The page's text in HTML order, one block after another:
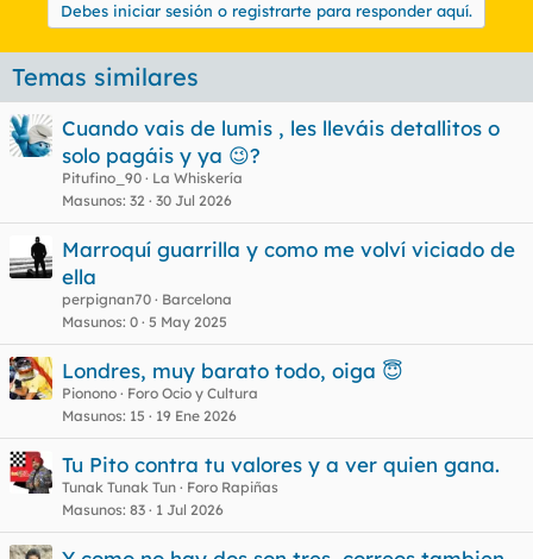
Debes iniciar sesión o registrarte para responder aquí.
Temas similares
Cuando vais de lumis , les lleváis detallitos o
solo pagáis y ya 😉?
Pitufino_90
La Whiskería
Masunos 32 30 Jul 2026
Marroquí guarrilla y como me volví viciado de
ella
perpignan70
Barcelona
Masunos 0 5 May 2025
Londres, muy barato todo, oiga 😇
Pionono
Foro Ocio y Cultura
Masunos 15 19 Ene 2026
Tu Pito contra tu valores y a ver quien gana.
Tunak Tunak Tun
Foro Rapiñas
Masunos 83 1 Jul 2026